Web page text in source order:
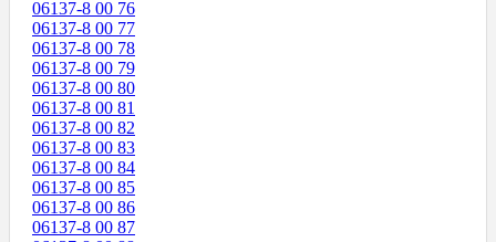
06137-8 00 76
06137-8 00 77
06137-8 00 78
06137-8 00 79
06137-8 00 80
06137-8 00 81
06137-8 00 82
06137-8 00 83
06137-8 00 84
06137-8 00 85
06137-8 00 86
06137-8 00 87